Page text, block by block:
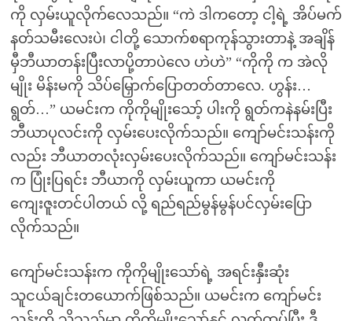
ကို လှမ်းယူလိုက်လေသည်။ “ကဲ ဒါကတော့ ငါ့ရဲ့ အိပ်မက်
နတ်သမီးလေးပဲ၊ ငါတို့ သောက်စရာကုန်သွားတာနဲ့ အချိန်
မှီဘီယာတန်းပြီးလာပို့တာပဲလေ ဟဲဟဲ” “ကိုကို က အဲလို
မျိုး မိန်းမကို သိပ်မြှောက်ပြောတတ်တာလေ. ဟွန်း…
ရွတ်…” ယမင်းက ကိုကိုမျိုးသော့် ပါးကို ရွတ်ကနဲနမ်းပြီး
ဘီယာပုလင်းကို လှမ်းပေးလိုက်သည်။ ကျော်မင်းသန်းကို
လည်း ဘီယာတလုံးလှမ်းပေးလိုက်သည်။ ကျော်မင်းသန်း
က ပြုံးပြရင်း ဘီယာကို လှမ်းယူကာ ယမင်းကို
ကျေးဇူးတင်ပါတယ် လို့ ရည်ရည်မွန်မွန်ပင်လှမ်းပြော
လိုက်သည်။
ကျော်မင်းသန်းက ကိုကိုမျိုးသော်ရဲ့ အရင်းနှီးဆုံး
သူငယ်ချင်းတယောက်ဖြစ်သည်။ ယမင်းက ကျော်မင်း